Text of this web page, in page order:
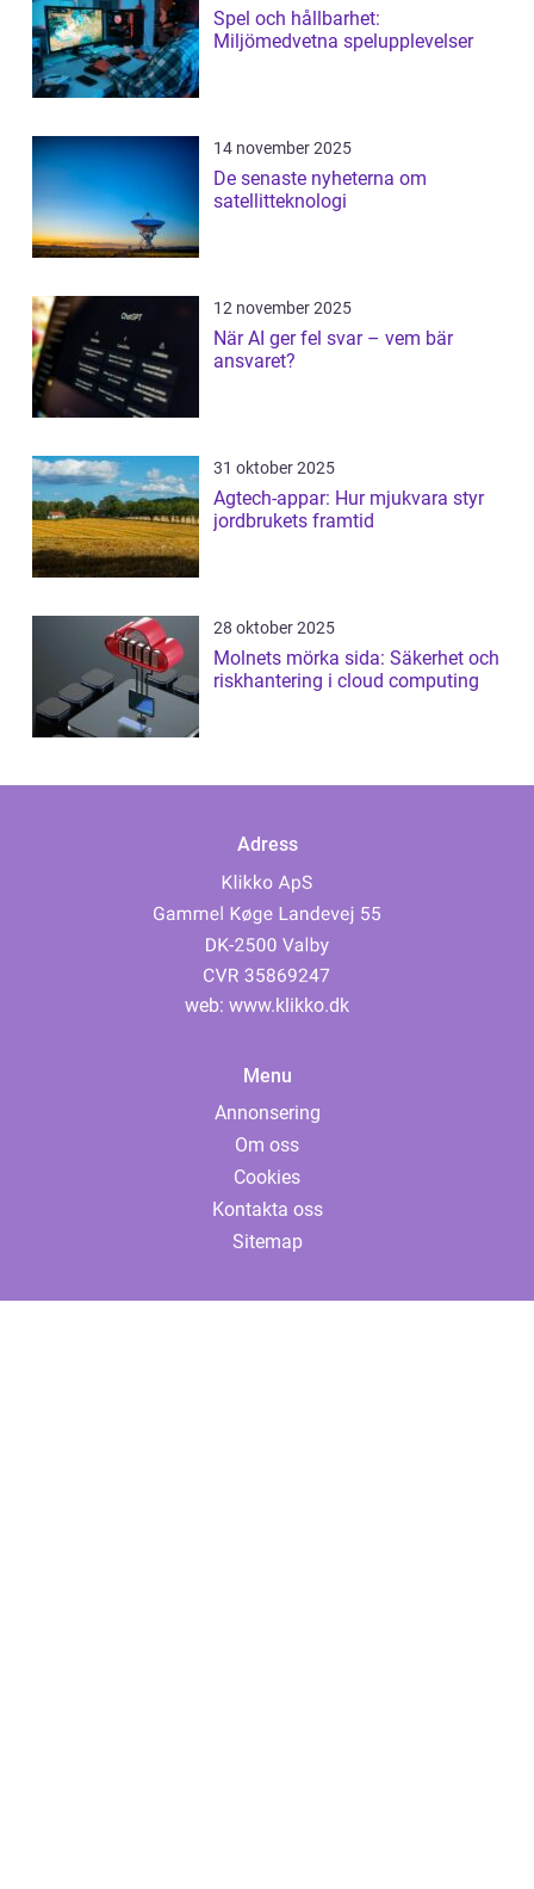
Spel och hållbarhet:
Miljömedvetna spelupplevelser
14 november 2025
De senaste nyheterna om
satellitteknologi
12 november 2025
När AI ger fel svar – vem bär
ansvaret?
31 oktober 2025
Agtech-appar: Hur mjukvara styr
jordbrukets framtid
28 oktober 2025
Molnets mörka sida: Säkerhet och
riskhantering i cloud computing
Adress
web: www.klikko.dk
Menu
Annonsering
Om oss
Cookies
Kontakta oss
Sitemap